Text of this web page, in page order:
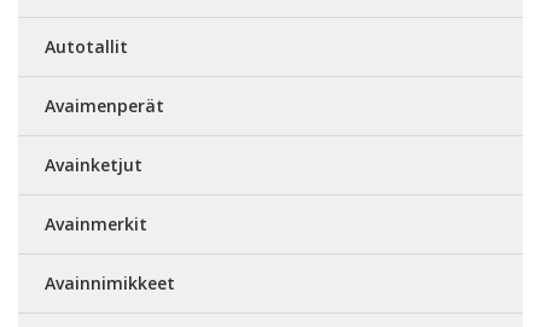
Autotallit
Avaimenperät
Avainketjut
Avainmerkit
Avainnimikkeet